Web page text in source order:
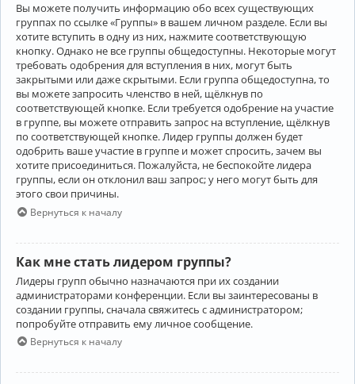
Вы можете получить информацию обо всех существующих
группах по ссылке «Группы» в вашем личном разделе. Если вы
хотите вступить в одну из них, нажмите соответствующую
кнопку. Однако не все группы общедоступны. Некоторые могут
требовать одобрения для вступления в них, могут быть
закрытыми или даже скрытыми. Если группа общедоступна, то
вы можете запросить членство в ней, щёлкнув по
соответствующей кнопке. Если требуется одобрение на участие
в группе, вы можете отправить запрос на вступление, щёлкнув
по соответствующей кнопке. Лидер группы должен будет
одобрить ваше участие в группе и может спросить, зачем вы
хотите присоединиться. Пожалуйста, не беспокойте лидера
группы, если он отклонил ваш запрос; у него могут быть для
этого свои причины.
Вернуться к началу
Как мне стать лидером группы?
Лидеры групп обычно назначаются при их создании
администраторами конференции. Если вы заинтересованы в
создании группы, сначала свяжитесь с администратором;
попробуйте отправить ему личное сообщение.
Вернуться к началу